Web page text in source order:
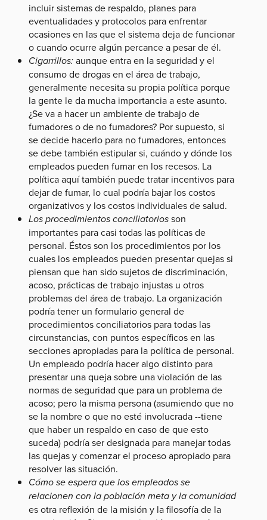
incluir sistemas de respaldo, planes para
eventualidades y protocolos para enfrentar
ocasiones en las que el sistema deja de funcionar
o cuando ocurre algún percance a pesar de él.
Cigarrillos:aunque entra en la seguridad y el
consumo de drogas en el área de trabajo,
generalmente necesita su propia política porque
la gente le da mucha importancia a este asunto.
¿Se va a hacer un ambiente de trabajo de
fumadores o de no fumadores? Por supuesto, si
se decide hacerlo para no fumadores, entonces
se debe también estipular si, cuándo y dónde los
empleados pueden fumar en los recesos. La
política aquí también puede tratar incentivos para
dejar de fumar, lo cual podría bajar los costos
organizativos y los costos individuales de salud.
Los procedimientos conciliatoriosson
importantes para casi todas las políticas de
personal. Éstos son los procedimientos por los
cuales los empleados pueden presentar quejas si
piensan que han sido sujetos de discriminación,
acoso, prácticas de trabajo injustas u otros
problemas del área de trabajo. La organización
podría tener un formulario general de
procedimientos conciliatorios para todas las
circunstancias, con puntos específicos en las
secciones apropiadas para la política de personal.
Un empleado podría hacer algo distinto para
presentar una queja sobre una violación de las
normas de seguridad que para un problema de
acoso; pero la misma persona (asumiendo que no
se la nombre o que no esté involucrada --tiene
que haber un respaldo en caso de que esto
suceda) podría ser designada para manejar todas
las quejas y comenzar el proceso apropiado para
resolver las situación.
Cómo se espera que los empleados se
relacionen con la población meta y la comunidad
es otra reflexión de la misión y la filosofía de la